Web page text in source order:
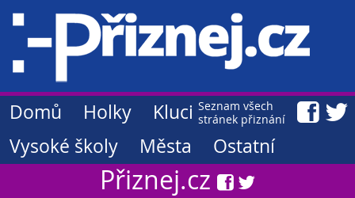
Seznam všech
stránek přiznání
Domů Holky
Kluci
Vysoké školy
Města Ostatní
Přiznej.cz